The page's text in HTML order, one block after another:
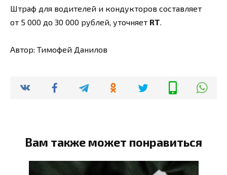
Штраф для водителей и кондукторов составляет
от 5 000 до 30 000 рублей, уточняет RT
Автор: Тимофей Данилов
Вам также может понравиться